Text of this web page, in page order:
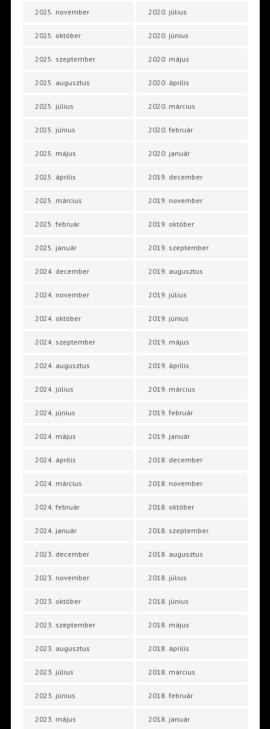
2025. november
2025. október
2025. szeptember
2025. augusztus
2025. július
2025. június
2025. május
2025. április
2025. március
2025. február
2025. január
2024. december
2024. november
2024. október
2024. szeptember
2024. augusztus
2024. július
2024. június
2024. május
2024. április
2024. március
2024. február
2024. január
2023. december
2023. november
2023. október
2023. szeptember
2023. augusztus
2023. július
2023. június
2023. május
2020. július
2020. június
2020. május
2020. április
2020. március
2020. február
2020. január
2019. december
2019. november
2019. október
2019. szeptember
2019. augusztus
2019. július
2019. június
2019. május
2019. április
2019. március
2019. február
2019. január
2018. december
2018. november
2018. október
2018. szeptember
2018. augusztus
2018. július
2018. június
2018. május
2018. április
2018. március
2018. február
2018. január